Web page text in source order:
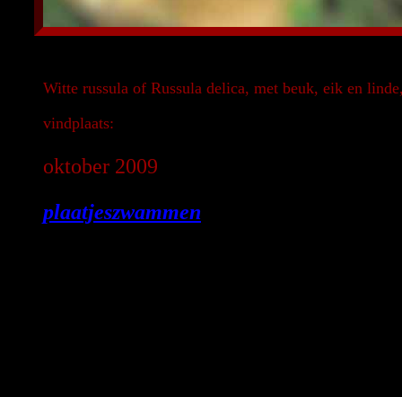
Witte russula of Russula delica, met beuk, eik en
vindplaats:
oktober 2009
plaatjeszwammen